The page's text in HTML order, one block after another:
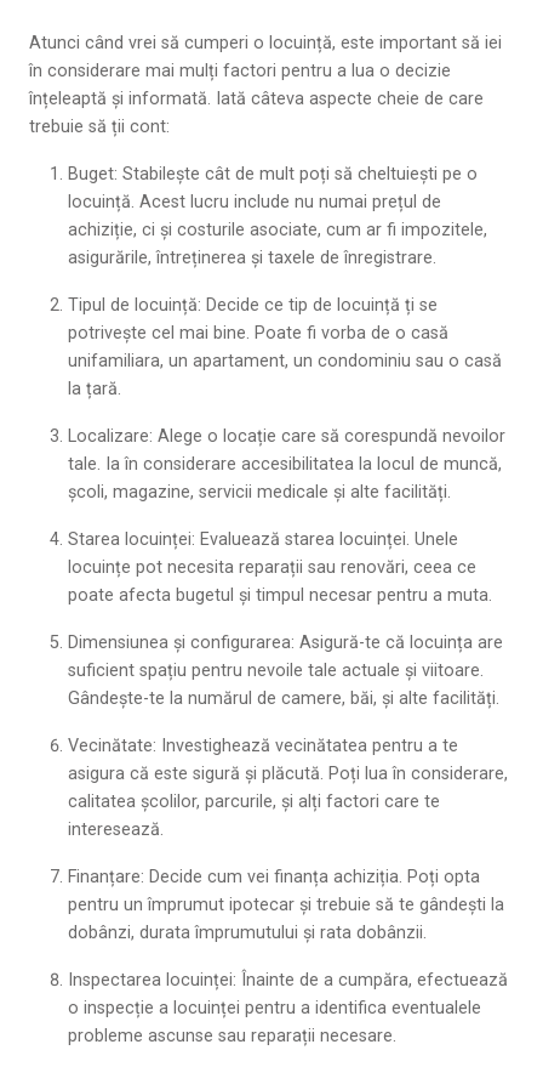
Atunci când vrei să cumperi o locuință, este important să iei
în considerare mai mulți factori pentru a lua o decizie
înțeleaptă și informată. Iată câteva aspecte cheie de care
trebuie să ții cont:
Buget: Stabilește cât de mult poți să cheltuiești pe o
locuință. Acest lucru include nu numai prețul de
achiziție, ci și costurile asociate, cum ar fi impozitele,
asigurările, întreținerea și taxele de înregistrare.
Tipul de locuință: Decide ce tip de locuință ți se
potrivește cel mai bine. Poate fi vorba de o casă
unifamiliara, un apartament, un condominiu sau o casă
la țară.
Localizare: Alege o locație care să corespundă nevoilor
tale. Ia în considerare accesibilitatea la locul de muncă,
școli, magazine, servicii medicale și alte facilități.
Starea locuinței: Evaluează starea locuinței. Unele
locuințe pot necesita reparații sau renovări, ceea ce
poate afecta bugetul și timpul necesar pentru a muta.
Dimensiunea și configurarea: Asigură-te că locuința are
suficient spațiu pentru nevoile tale actuale și viitoare.
Gândește-te la numărul de camere, băi, și alte facilități.
Vecinătate: Investighează vecinătatea pentru a te
asigura că este sigură și plăcută. Poți lua în considerare,
calitatea școlilor, parcurile, și alți factori care te
interesează.
Finanțare: Decide cum vei finanța achiziția. Poți opta
pentru un împrumut ipotecar și trebuie să te gândești la
dobânzi, durata împrumutului și rata dobânzii.
Inspectarea locuinței: Înainte de a cumpăra, efectuează
o inspecție a locuinței pentru a identifica eventualele
probleme ascunse sau reparații necesare.